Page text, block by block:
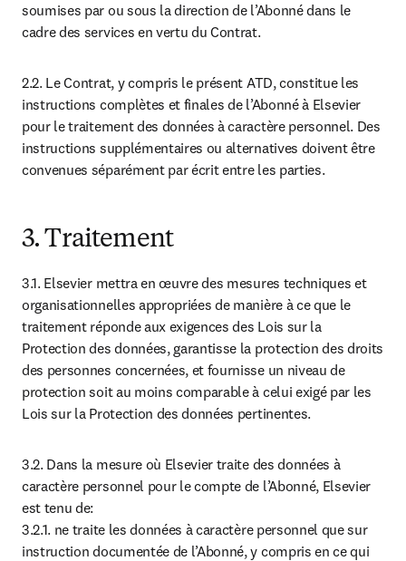
soumises par ou sous la direction de l’Abonné dans le
cadre des services en vertu du Contrat.
2.2. Le Contrat, y compris le présent ATD, constitue les
instructions complètes et finales de l’Abonné à Elsevier
pour le traitement des données à caractère personnel. Des
instructions supplémentaires ou alternatives doivent être
convenues séparément par écrit entre les parties.
3. Traitement
3.1. Elsevier mettra en œuvre des mesures techniques et
organisationnelles appropriées de manière à ce que le
traitement réponde aux exigences des Lois sur la
Protection des données, garantisse la protection des droits
des personnes concernées, et fournisse un niveau de
protection soit au moins comparable à celui exigé par les
Lois sur la Protection des données pertinentes.
3.2. Dans la mesure où Elsevier traite des données à
caractère personnel pour le compte de l’Abonné, Elsevier
est tenu de:
3.2.1. ne traite les données à caractère personnel que sur
instruction documentée de l’Abonné, y compris en ce qui